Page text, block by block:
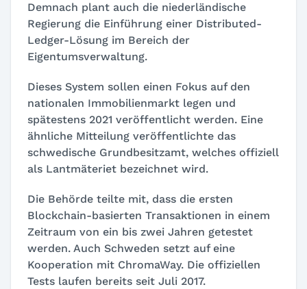
Demnach plant auch die niederländische
Regierung die Einführung einer Distributed-
Ledger-Lösung im Bereich der
Eigentumsverwaltung.
Dieses System sollen einen Fokus auf den
nationalen Immobilienmarkt legen und
spätestens 2021 veröffentlicht werden. Eine
ähnliche Mitteilung veröffentlichte das
schwedische Grundbesitzamt, welches offiziell
als Lantmäteriet bezeichnet wird.
Die Behörde teilte mit, dass die ersten
Blockchain-basierten Transaktionen in einem
Zeitraum von ein bis zwei Jahren getestet
werden. Auch Schweden setzt auf eine
Kooperation mit ChromaWay. Die offiziellen
Tests laufen bereits seit Juli 2017.